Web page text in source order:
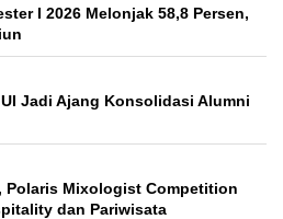
I 2026 Melonjak 58,8 Persen,
UI Jadi Ajang Konsolidasi Alumni
Polaris Mixologist Competition
dan Pariwisata